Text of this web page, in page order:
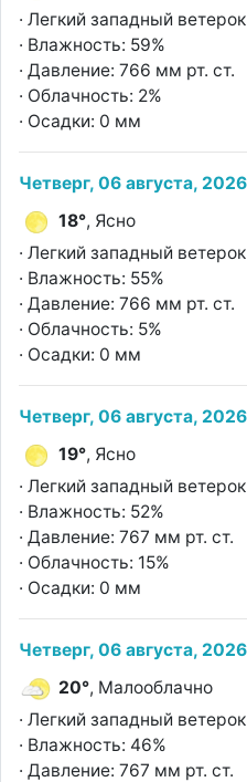
· Легкий западный
· Влажность: 59%
· Давление: 766 мм рт. ст.
· Облачность: 2%
· Осадки: 0 мм
Четверг, 06 августа,
18°, Ясно
· Легкий западный
· Влажность: 55%
· Давление: 766 мм рт. ст.
· Облачность: 5%
· Осадки: 0 мм
Четверг, 06 августа,
19°, Ясно
· Легкий западный
· Влажность: 52%
· Давление: 767 мм рт. ст.
· Облачность: 15%
· Осадки: 0 мм
Четверг, 06 августа,
20°, Малооблачно
· Легкий западный
· Влажность: 46%
· Давление: 767 мм рт. ст.